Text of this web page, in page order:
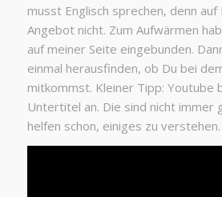
musst Englisch sprechen, denn
Angebot nicht. Zum Aufwärmen
auf meiner Seite eingebunden.
einmal herausfinden, ob Du bei
mitkommst. Kleiner Tipp: Youtube
Untertitel an. Die sind nicht immer
helfen schon, einiges zu verstehen.